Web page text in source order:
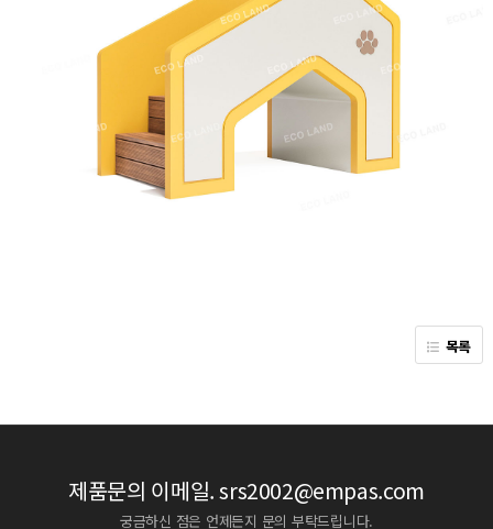
목록
제품문의 이메일.srs2002@empas.com
궁금하신 점은 언제든지 문의 부탁드립니다.